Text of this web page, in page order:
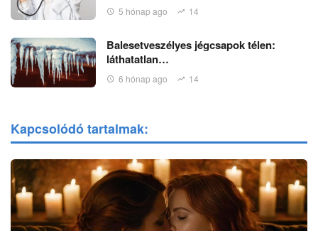
5 hónap ago 14
Balesetveszélyes jégcsapok télen:
láthatatlan…
6 hónap ago 14
Kapcsolódó tartalmak: